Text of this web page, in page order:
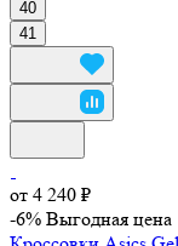
40
41
от 4 240 ₽
-6% Выгодная цена